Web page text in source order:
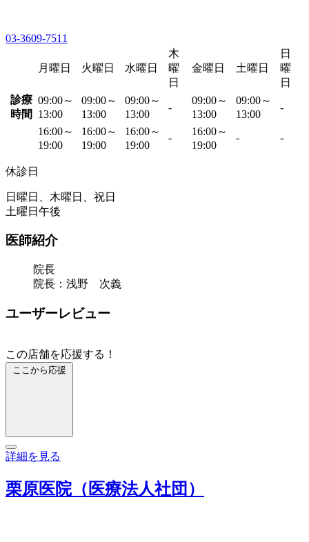
03-3609-7511
月曜日 火曜日 水曜日
木
曜
日
金曜日 土曜日
日
曜
日
診療
時間
09:00～
13:00
09:00～
13:00
09:00～
13:00
-
09:00～
13:00
09:00～
13:00
-
16:00～
19:00
16:00～
19:00
16:00～
19:00
-
16:00～
19:00
- -
休診日
日曜日、木曜日、祝日
土曜日午後
医師紹介
院長
院長：浅野 次義
ユーザーレビュー
この店舗を応援する！
ここから応援
詳細を見る
栗原医院（医療法人社団）